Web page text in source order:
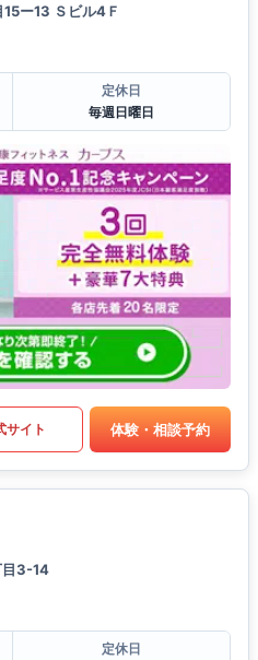
ー13 Ｓビル4Ｆ
定休日
毎週日曜日
サイト 体験・相談予約
目3-14
定休日